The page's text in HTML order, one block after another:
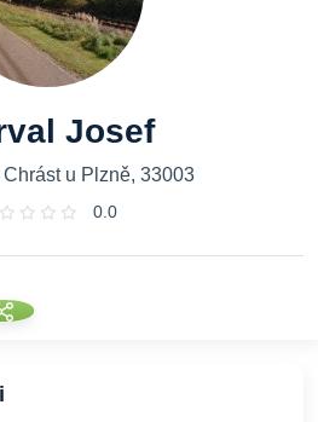
Josef
Chrást u Plzně, 33003
0.0